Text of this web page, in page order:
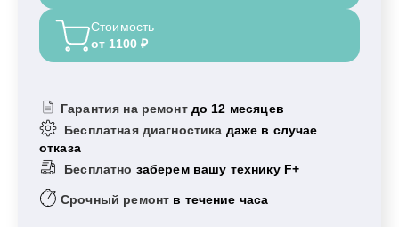
Стоимость
от 1100 ₽
Гарантия на ремонт до 12 месяцев
Бесплатная диагностика даже в случае
отказа
Бесплатно заберем вашу технику F+
Срочный ремонт в течение часа